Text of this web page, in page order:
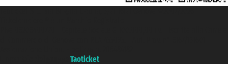
Taoticket